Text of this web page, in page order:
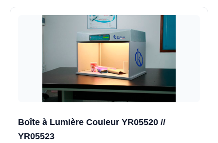
Boîte à Lumière Couleur YR05520 //
YR05523